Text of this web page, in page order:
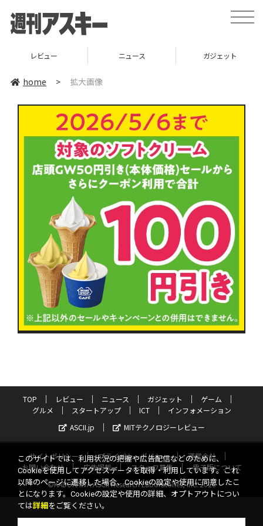
toggle
レビュー ニュース ガジェット
home > 拡大画像
TOP レビュー ニュース ガジェット
ゲーム
グルメ
スタートアップ ICT
インフォメーション
ASCII.jp
MITテクノロジーレビュー
サイトポリシー プライバシーポリシー
運営会社
お問い合わせ
広告掲載 スタッフ募集
電子版について
©KADOKAWA ASCII Research Laboratories, Inc. 2026
このサイトでは、利用状況の把握や広告配信などのために、
Cookieを使用してアクセスデータを取得・利用しています。これ
以降のページに遷移した場合、Cookieの設定や使用に同意したこ
とになります。Cookieの設定や使用の詳細、オプトアウトについ
ては詳細 をご覧ください。